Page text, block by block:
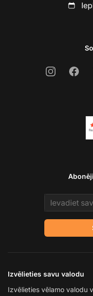
Instagram
Email
Izvēlieties savu valodu
Izvēlieties vēlamo valodu